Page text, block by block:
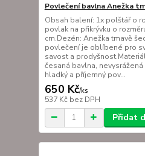
Povlečení bavlna Anežka
Obsah balení: 1x polštář o
povlak na přikrývku o
cm.Dezén: Anežka tmavě
povlečení je oblíbené pro
savost a
česaná bavlna,
hladký a příjemný pov...
650 Kč/ks
537 Kč bez DPH
Přidat